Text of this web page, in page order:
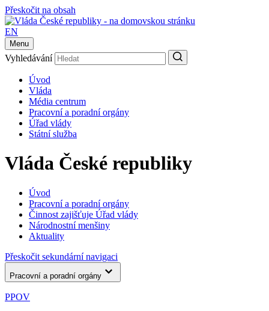
Přeskočit na obsah
EN
Menu
Vyhledávání
Úvod
Vláda
Média centrum
Pracovní a poradní orgány
Úřad vlády
Státní služba
Vláda České republiky
Úvod
Pracovní a poradní orgány
Činnost zajišťuje Úřad vlády
Národnostní menšiny
Aktuality
Přeskočit sekundární navigaci
Pracovní a poradní orgány
PPOV